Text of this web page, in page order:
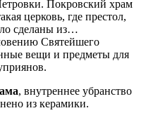
Покровский храм
церковь, где престол,
сделаны из…
Святейшего
вещи и предметы для
, внутреннее убранство
из керамики.